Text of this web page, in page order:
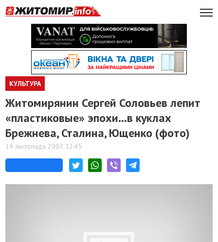
КУЛЬТУРА
Житомирянин Сергей Соловьев лепит
«пластиковые» эпохи…в куклах
Брежнева, Сталина, Ющенко (фото)
14 листопада 2007, 12:45